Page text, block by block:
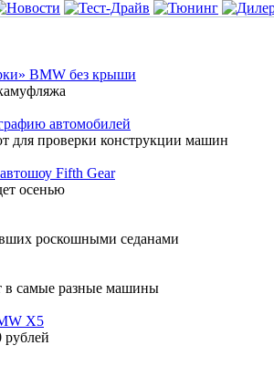
BMW без крыши
автомобилей
для проверки конструкции машин
Fifth Gear
осенью
роскошными седанами
в самые разные машины
X5